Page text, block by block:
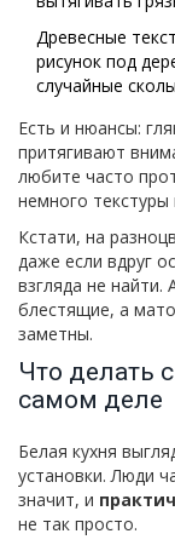
Древесные
рисунок под
случайные
Есть и нюансы:
притягивают
любите часто
немного
Кстати, на
даже если вдруг
взгляда не
блестящие, а
заметны.
Что делать
самом деле
Белая кухня
установки. Люди
значит, и
не так просто.